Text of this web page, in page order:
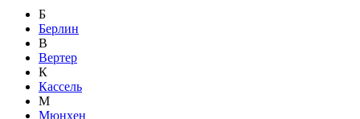
Б
Берлин
В
Вертер
К
Кассель
М
Мюнхен